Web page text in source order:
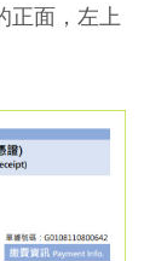
正面，左上